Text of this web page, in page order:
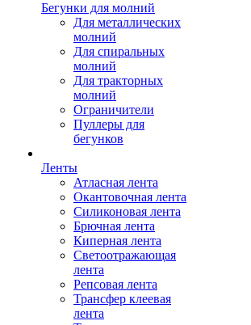
Бегунки для молний
Для металлических
молний
Для спиральных
молний
Для тракторных
молний
Ограничители
Пуллеры для
бегунков
Ленты
Атласная лента
Окантовочная лента
Силиконовая лента
Брючная лента
Киперная лента
Светоотражающая
лента
Репсовая лента
Трансфер клеевая
лента